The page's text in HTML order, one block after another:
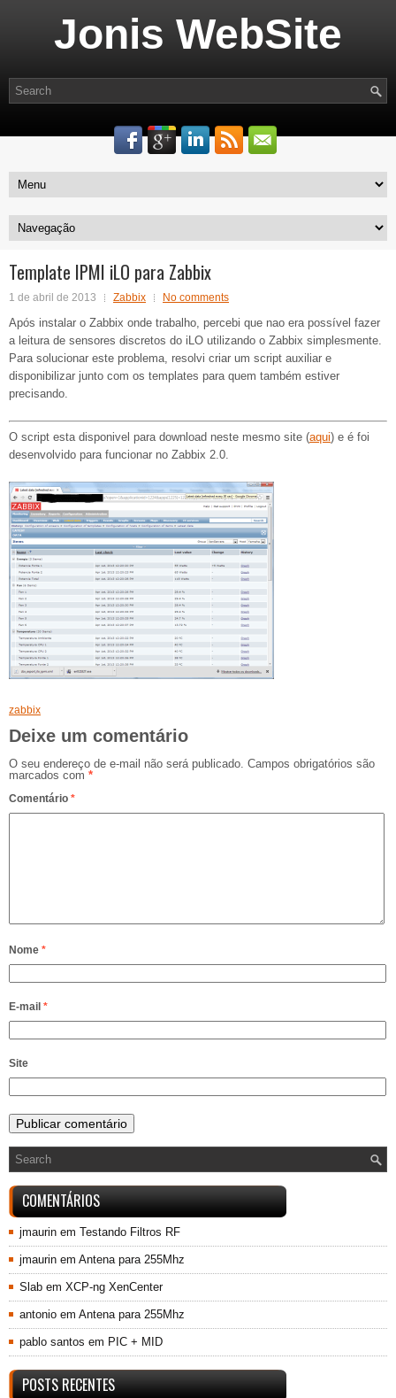
Jonis WebSite
Template IPMI iLO para Zabbix
1 de abril de 2013 Zabbix No comments
Após instalar o Zabbix onde trabalho, percebi que nao era possível fazer
a leitura de sensores discretos do iLO utilizando o Zabbix simplesmente.
Para solucionar este problema, resolvi criar um script auxiliar e
disponibilizar junto com os templates para quem também estiver
precisando.
O script esta disponivel para download neste mesmo site (aqui) e é foi
desenvolvido para funcionar no Zabbix 2.0.
zabbix
Deixe um comentário
O seu endereço de e-mail não será publicado. Campos obrigatórios são
marcados com *
Comentário *
Nome *
E-mail *
Site
COMENTÁRIOS
jmaurin em Testando Filtros RF
jmaurin em Antena para 255Mhz
Slab em XCP-ng XenCenter
antonio em Antena para 255Mhz
pablo santos em PIC + MID
POSTS RECENTES